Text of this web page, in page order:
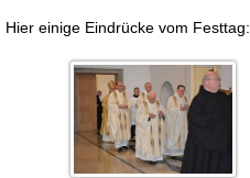
Hier einige Eindrücke vom Festtag: